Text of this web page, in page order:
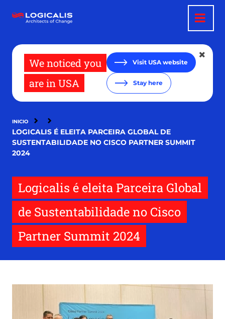
contenido
We noticed you
are in USA
Visit USA website
Stay here
INICIO
LOGICALIS É ELEITA PARCEIRA GLOBAL DE
SUSTENTABILIDADE NO CISCO PARTNER SUMMIT
2024
Logicalis é eleita Parceira Global
de Sustentabilidade no Cisco
Partner Summit 2024